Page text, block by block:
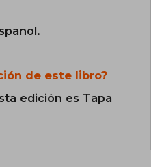
de este libro?
edición es Tapa